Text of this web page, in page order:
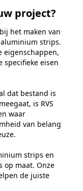
project?
het maken van
strips.
eigenschappen,
specifieke eisen
dat bestand is
is RVS
waar
van belang
strips en
op maat. Onze
de juiste